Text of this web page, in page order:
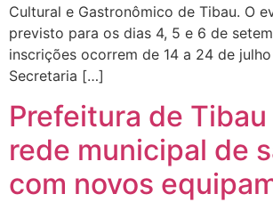
Cultural e Gastronômico de Tibau. O
previsto para os dias 4, 5 e 6 de
inscrições ocorrem de 14 a 24 de
Secretaria […]
Prefeitura de
rede municipal de
com novos